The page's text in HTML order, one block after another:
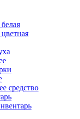
средство